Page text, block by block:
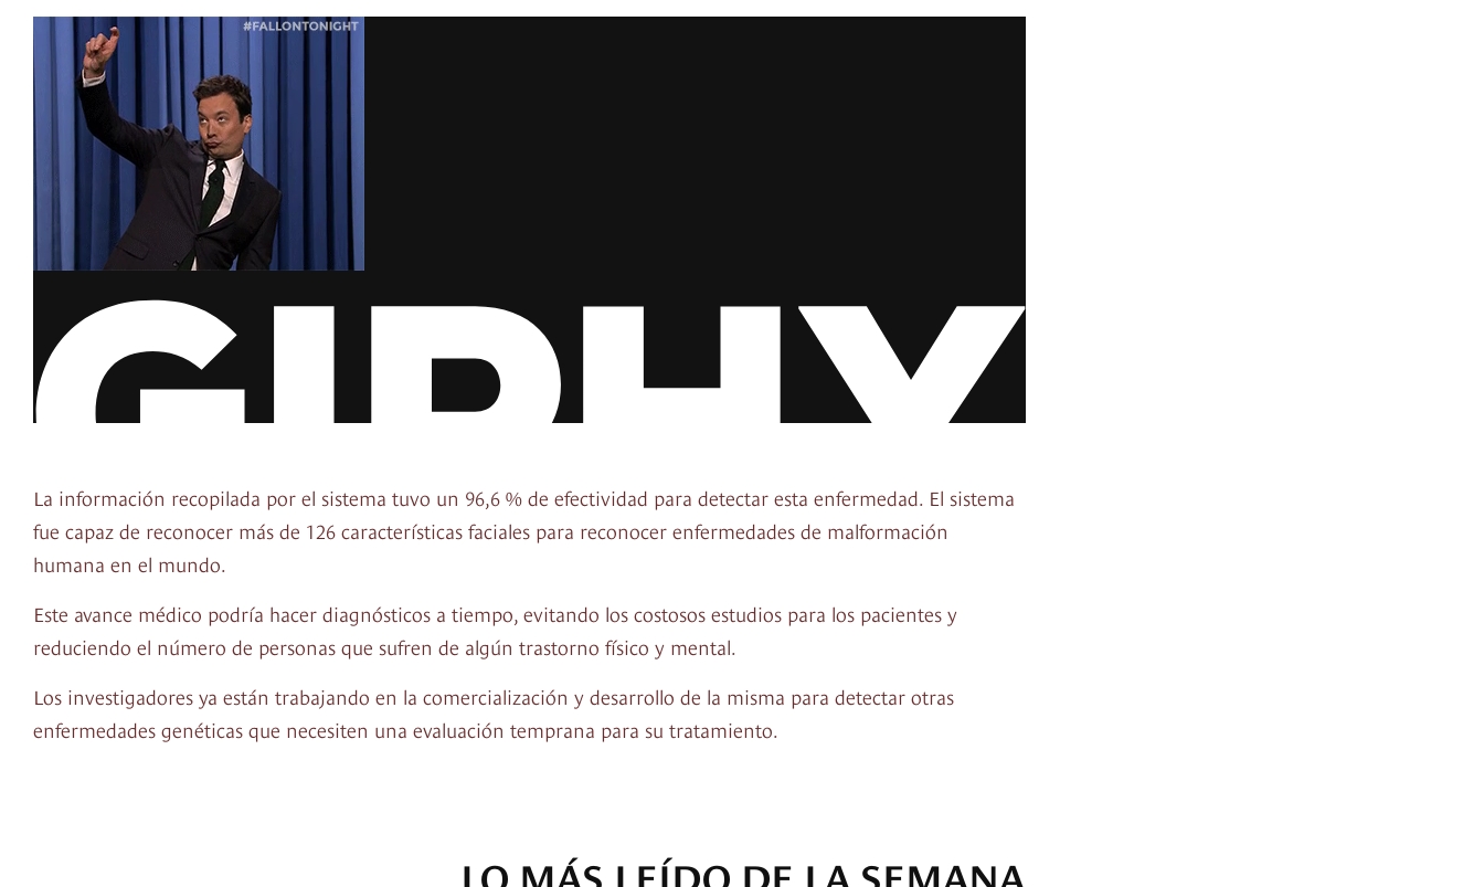
La información recopilada por el sistema tuvo un 96,6 % de efectividad para detectar esta enfermedad. El sistema
fue capaz de reconocer más de 126 características faciales para reconocer enfermedades de malformación
humana en el mundo.
Este avance médico podría hacer diagnósticos a tiempo, evitando los costosos estudios para los pacientes y
reduciendo el número de personas que sufren de algún trastorno físico y mental.
Los investigadores ya están trabajando en la comercialización y desarrollo de la misma para detectar otras
enfermedades genéticas que necesiten una evaluación temprana para su tratamiento.
LO MÁS LEÍDO DE LA SEMANA